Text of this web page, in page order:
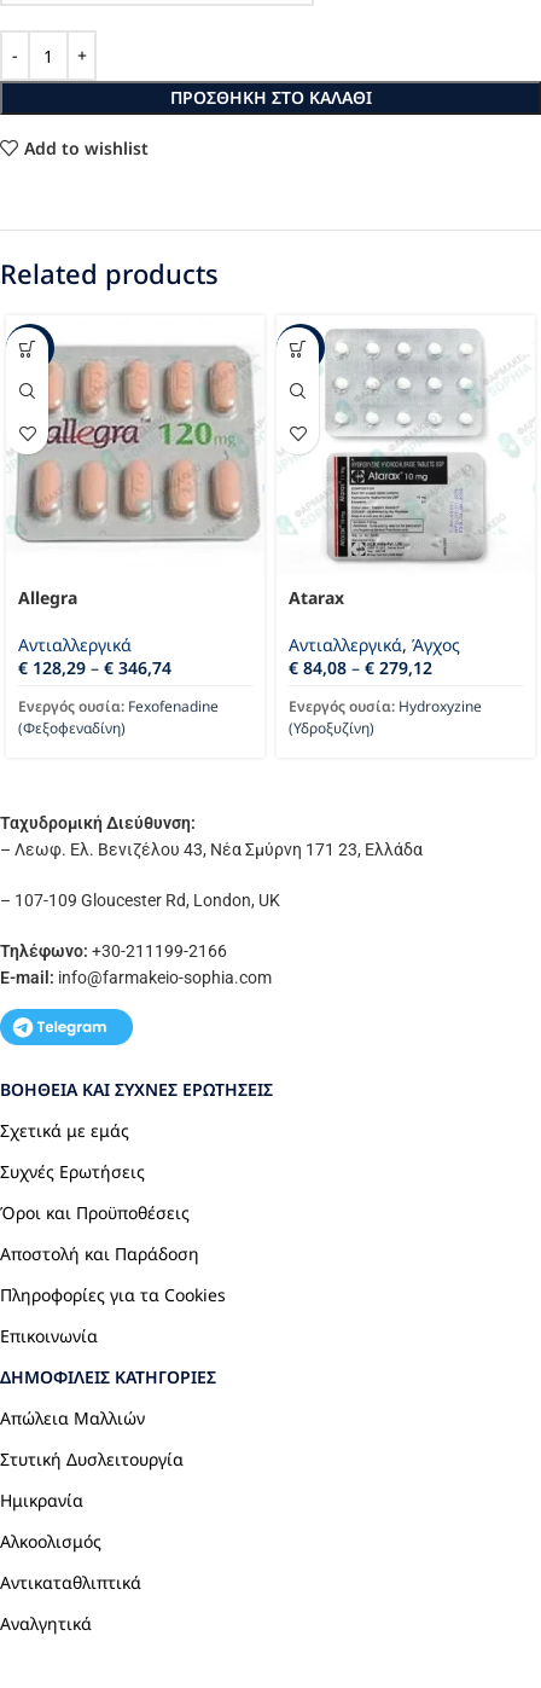
ΠΡΟΣΘΉΚΗ ΣΤΟ ΚΑΛΆΘΙ
Add to wishlist
Related products
-63%
Allegra
Αντιαλλεργικά
€ 128,29 – € 346,74
Ενεργός ουσία: Fexofenadine
(Φεξοφεναδίνη)
-24%
Atarax
Αντιαλλεργικά, Άγχος
€ 84,08 – € 279,12
Ενεργός ουσία: Hydroxyzine
(Υδροξυζίνη)
Ταχυδρομική Διεύθυνση:
– Λεωφ. Ελ. Βενιζέλου 43, Νέα Σμύρνη 171 23, Ελλάδα
– 107-109 Gloucester Rd, London, UK
Τηλέφωνο: +30-211199-2166
E-mail: info@farmakeio-sophia.com
ΒΟΉΘΕΙΑ ΚΑΙ ΣΥΧΝΈΣ ΕΡΩΤΉΣΕΙΣ
Σχετικά με εμάς
Συχνές Ερωτήσεις
Όροι και Προϋποθέσεις
Αποστολή και Παράδοση
Πληροφορίες για τα Cookies
Επικοινωνία
ΔΗΜΟΦΙΛΕΊΣ ΚΑΤΗΓΟΡΊΕΣ
Απώλεια Μαλλιών
Στυτική Δυσλειτουργία
Ημικρανία
Αλκοολισμός
Αντικαταθλιπτικά
Αναλγητικά